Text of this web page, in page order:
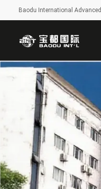
Baodu International